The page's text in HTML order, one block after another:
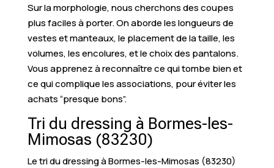
Sur la morphologie, nous cherchons des coupes
plus faciles à porter. On aborde les longueurs de
vestes et manteaux, le placement de la taille, les
volumes, les encolures, et le choix des pantalons.
Vous apprenez à reconnaître ce qui tombe bien et
ce qui complique les associations, pour éviter les
achats “presque bons”.
Tri du dressing à Bormes-les-
Mimosas (83230)
Le tri du dressing à Bormes-les-Mimosas (83230)